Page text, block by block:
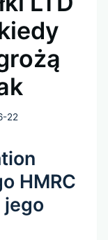
22
HMRC
jego